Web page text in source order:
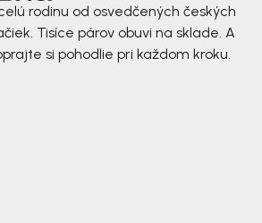
rodinu od osvedčených českých
Tisíce párov obuvi na sklade. A
si pohodlie pri každom kroku.